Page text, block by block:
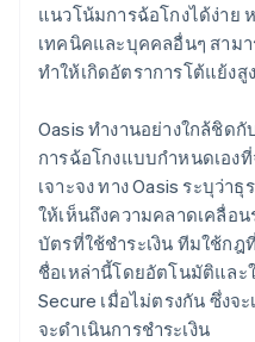
แนวโน้มการฉ้อโกงได้ง่าย
เทคนิคและบุคคลอื่นๆ สามา
ทำให้เกิดอัตราการโต้แย้ง
Oasis ทำงานอย่างใกล้ชิด
การฉ้อโกงแบบกำหนดเอง
เจาะจง ทาง Oasis ระบุว่า
ให้เห็นถึงความคลาดเคลื่อ
บัตรที่ใช้ชำระเงิน ทีมใช้กฎ
ชื่อเหล่านี้โดยอัตโนมัติและ
Secure เมื่อไม่ตรงกัน ซึ่ง
จะดำเนินการชำระเงิน